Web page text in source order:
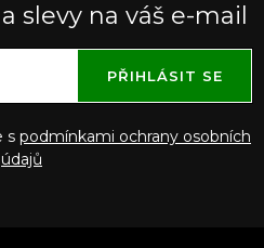
slevy na váš e-mail
s podmínkami ochrany osobních
údajů
PŘIHLÁSIT SE